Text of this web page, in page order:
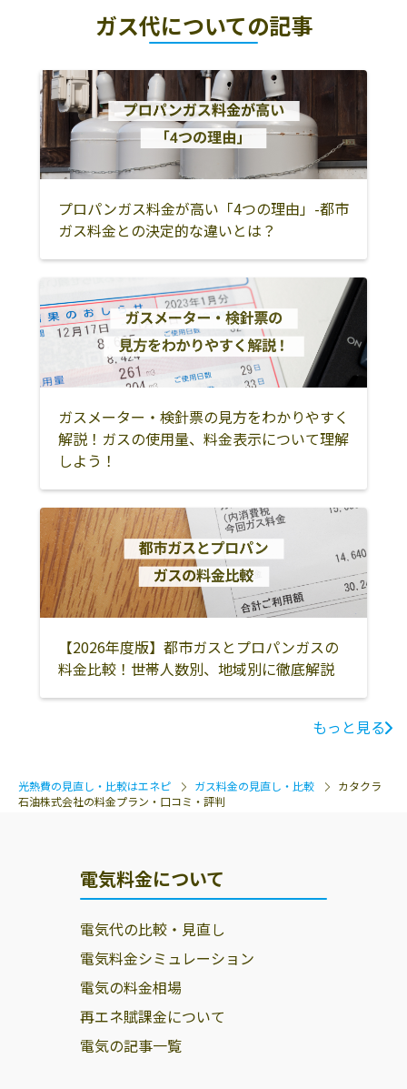
ガス代についての記事
プロパンガス料金が高い「4つの理由」-都市
ガス料金との決定的な違いとは？
ガスメーター・検針票の見方をわかりやすく
解説！ガスの使用量、料金表示について理解
しよう！
【2026年度版】都市ガスとプロパンガスの
料金比較！世帯人数別、地域別に徹底解説
もっと見る
光熱費の見直し・比較はエネピ ガス料金の見直し・比較
カタクラ
石油株式会社の料金プラン・口コミ・評判
電気料金について
電気代の比較・見直し
電気料金シミュレーション
電気の料金相場
再エネ賦課金について
電気の記事一覧